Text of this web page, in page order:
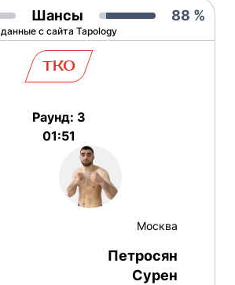
Шансы 88 %
данные с сайта Tapology
TKO
Раунд: 3
01:51
Москва
Петросян
Сурен